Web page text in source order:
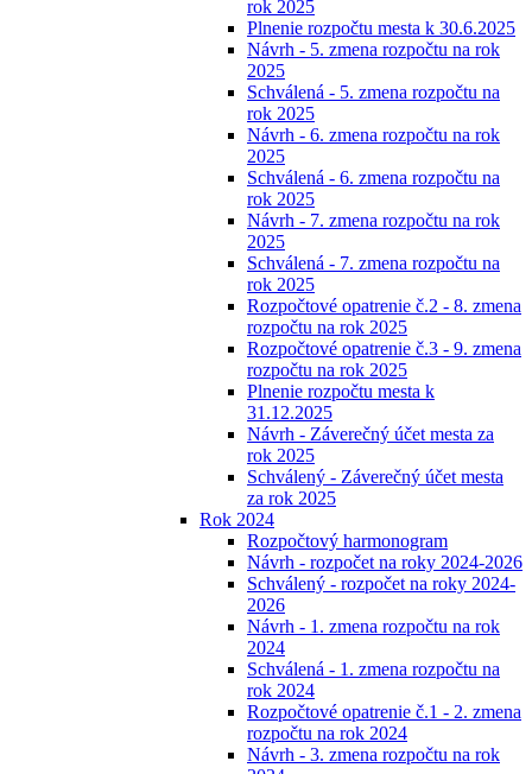
rok 2025
Plnenie rozpočtu mesta k 30.6.2025
Návrh - 5. zmena rozpočtu na rok
2025
Schválená - 5. zmena rozpočtu na
rok 2025
Návrh - 6. zmena rozpočtu na rok
2025
Schválená - 6. zmena rozpočtu na
rok 2025
Návrh - 7. zmena rozpočtu na rok
2025
Schválená - 7. zmena rozpočtu na
rok 2025
Rozpočtové opatrenie č.2 - 8. zmena
rozpočtu na rok 2025
Rozpočtové opatrenie č.3 - 9. zmena
rozpočtu na rok 2025
Plnenie rozpočtu mesta k
31.12.2025
Návrh - Záverečný účet mesta za
rok 2025
Schválený - Záverečný účet mesta
za rok 2025
Rok 2024
Rozpočtový harmonogram
Návrh - rozpočet na roky 2024-2026
Schválený - rozpočet na roky 2024-
2026
Návrh - 1. zmena rozpočtu na rok
2024
Schválená - 1. zmena rozpočtu na
rok 2024
Rozpočtové opatrenie č.1 - 2. zmena
rozpočtu na rok 2024
Návrh - 3. zmena rozpočtu na rok